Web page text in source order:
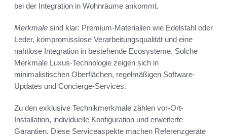
bei der Integration in Wohnräume ankommt.
Merkmale sind klar: Premium-Materialien wie Edelstahl oder
Leder, kompromisslose Verarbeitungsqualität und eine
nahtlose Integration in bestehende Ecosysteme. Solche
Merkmale Luxus-Technologie zeigen sich in
minimalistischen Oberflächen, regelmäßigen Software-
Updates und Concierge-Services.
Zu den exklusive Technikmerkmale zählen vor-Ort-
Installation, individuelle Konfiguration und erweiterte
Garantien. Diese Serviceaspekte machen Referenzgeräte